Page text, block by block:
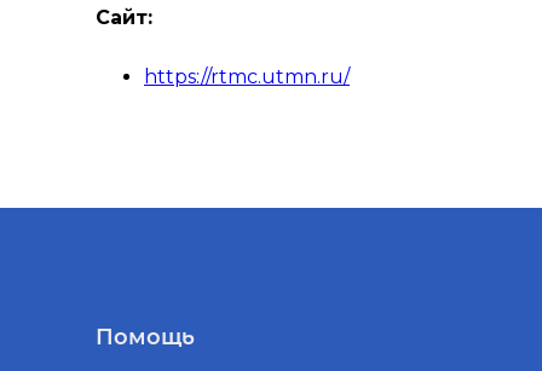
Сайт:
https://rtmc.utmn.ru/
Помощь